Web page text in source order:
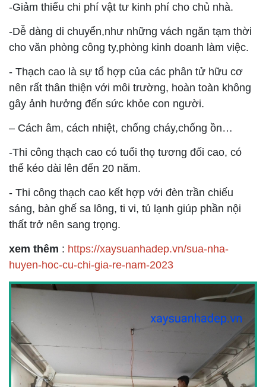
-Giảm thiểu chi phí vật tư kinh phí cho chủ nhà.
-Dễ dàng di chuyển,như những vách ngăn tạm thời
cho văn phòng công ty,phòng kinh doanh làm việc.
- Thạch cao là sự tổ hợp của các phân tử hữu cơ
nên rất thân thiện với môi trường, hoàn toàn không
gây ảnh hưởng đến sức khỏe con người.
– Cách âm, cách nhiệt, chống cháy,chống ồn…
-Thi công thạch cao có tuổi thọ tương đối cao, có
thể kéo dài lên đến 20 năm.
- Thi công thạch cao kết hợp với đèn trần chiếu
sáng, bàn ghế sa lông, ti vi, tủ lạnh giúp phần nội
thất trở nên sang trọng.
xem thêm : https://xaysuanhadep.vn/sua-nha-
huyen-hoc-cu-chi-gia-re-nam-2023